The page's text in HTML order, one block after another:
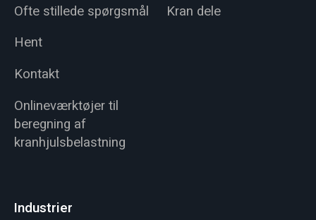
Ofte stillede spørgsmål
Hent
Kontakt
Onlineværktøjer til
beregning af
kranhjulsbelastning
Kran dele
Industrier